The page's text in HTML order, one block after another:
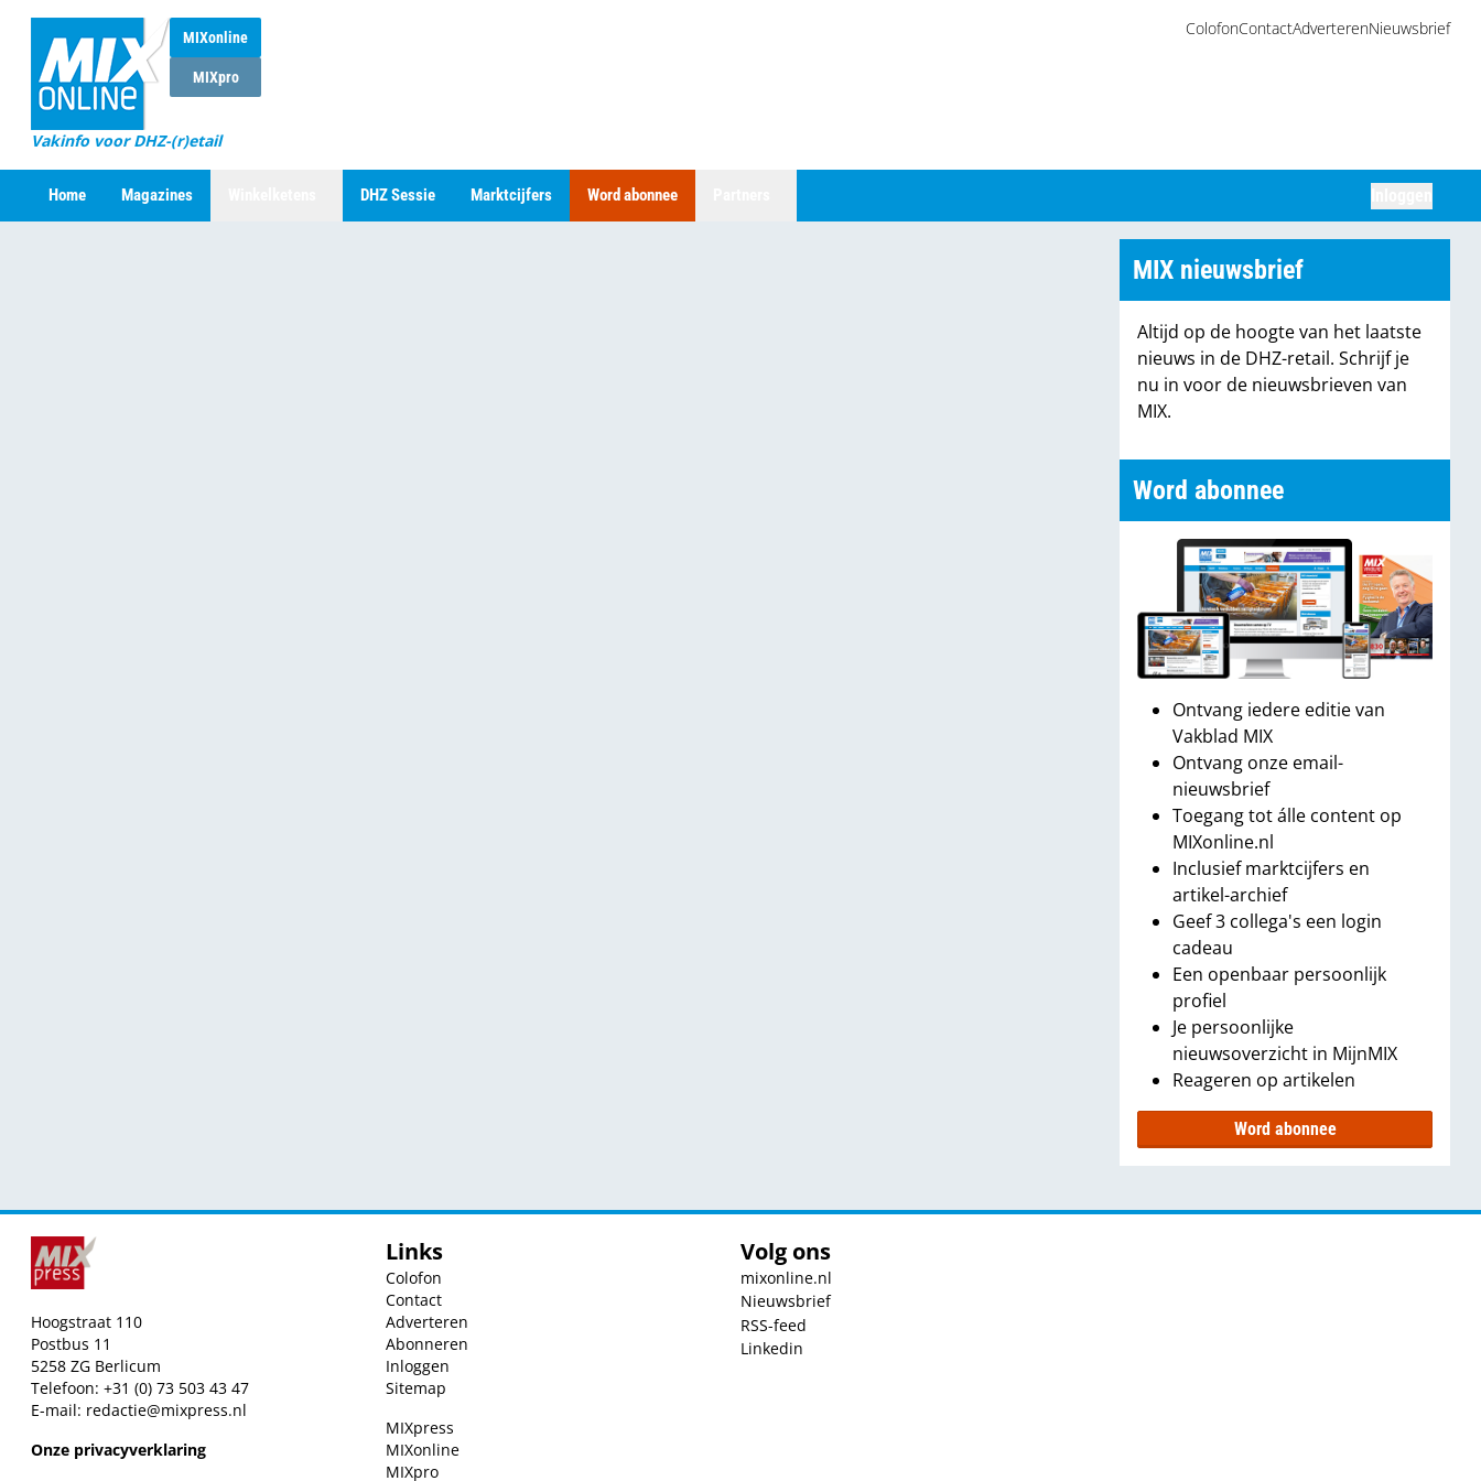
MIXonline
MIXpro
Vakinfo voor DHZ-(r)etail
ColofonContactAdverterenNieuwsbrief
Home Magazines DHZ Sessie Marktcijfers Word abonnee
MIX nieuwsbrief
Altijd op de hoogte van het laatste
nieuws in de DHZ-retail. Schrijf je
nu in voor de nieuwsbrieven van
MIX.
Word abonnee
Ontvang iedere editie van
Vakblad MIX
Ontvang onze email-
nieuwsbrief
Toegang tot álle content op
MIXonline.nl
Inclusief marktcijfers en
artikel-archief
Geef 3 collega's een login
cadeau
Een openbaar persoonlijk
profiel
Je persoonlijke
nieuwsoverzicht in MijnMIX
Reageren op artikelen
Word abonnee
Hoogstraat 110
Postbus 11
5258 ZG Berlicum
Telefoon: +31 (0) 73 503 43 47
E-mail: redactie@mixpress.nl
Onze privacyverklaring
Links
Colofon
Contact
Adverteren
Abonneren
Inloggen
Sitemap
MIXpress
MIXonline
MIXpro
Volg ons
mixonline.nl
Nieuwsbrief
RSS-feed
Linkedin